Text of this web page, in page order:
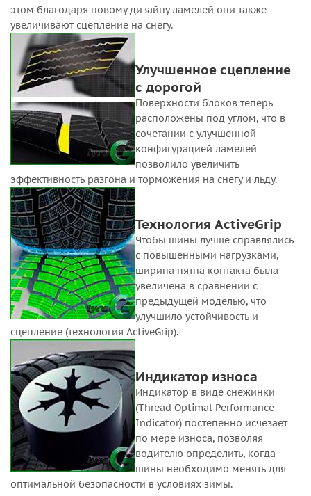
этом благодаря новому дизайну ламелей они также
увеличивают сцепление на снегу.
Улучшенное сцепление
с дорогой
Поверхности блоков теперь
расположены под углом, что в
сочетании с улучшенной
конфигурацией ламелей
позволило увеличить
эффективность разгона и торможения на снегу и льду.
Технология ActiveGrip
Чтобы шины лучше справлялись
с повышенными нагрузками,
ширина пятна контакта была
увеличена в сравнении с
предыдущей моделью, что
улучшило устойчивость и
сцепление (технология ActiveGrip).
Индикатор износа
Индикатор в виде снежинки
(Thread Optimal Performance
Indicator) постепенно исчезает
по мере износа, позволяя
водителю определить, когда
шины необходимо менять для
оптимальной безопасности в условиях зимы.